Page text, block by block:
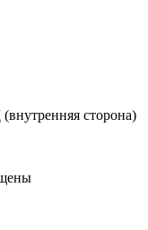
сторона)